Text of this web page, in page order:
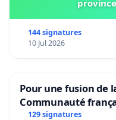
144 signatures
10 Jul 2026
Pour une fusion de
Communauté
Bruxelles)
129 signatures